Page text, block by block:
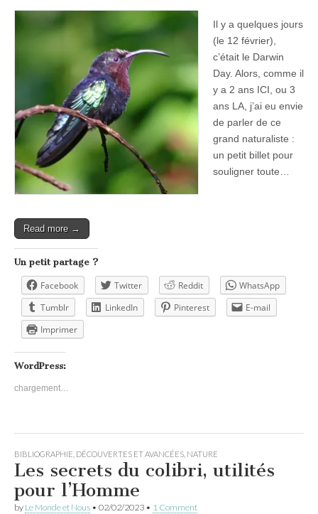
Il y a quelques jours
(le 12 février),
c’était le Darwin
Day. Alors, comme il
y a 2 ans ICI, ou 3
ans LA, j’ai eu envie
de parler de ce
grand naturaliste :
un petit billet pour
souligner toute…
Read more →
Un petit partage ?
Facebook Twitter Reddit
WhatsApp
Tumblr
LinkedIn Pinterest
E-mail
Imprimer
WordPress:
chargement…
BIBLIOGRAPHIE DÉCOUVERTES ET AVANCÉES NATURE
Les secrets du colibri, utilités
pour l’Homme
by Le Monde et Nous • 02/02/2023 • 1 Comment